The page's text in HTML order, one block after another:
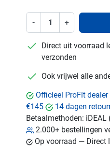
- +
checkmark
Direct uit voorraad
verzonden
checkmark
Ook vrijwel alle
Officieel ProFit
€145
14 dagen
Betaalmethoden: iDEAL
2.000+ bestellingen
Op voorraad — Direct